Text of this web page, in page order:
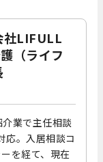
社LIFULL
（ライフ
業で主任相談
応。入居相談コ
を経て、現在